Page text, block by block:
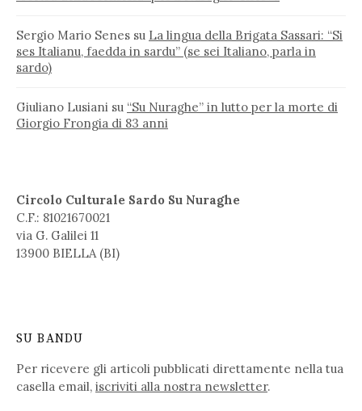
Sergio Mario Senes su La lingua della Brigata Sassari: “Si
ses Italianu, faedda in sardu” (se sei Italiano, parla in
sardo)
Giuliano Lusiani su “Su Nuraghe” in lutto per la morte di
Giorgio Frongia di 83 anni
Circolo Culturale Sardo Su Nuraghe
C.F.: 81021670021
via G. Galilei 11
13900 BIELLA (BI)
SU BANDU
Per ricevere gli articoli pubblicati direttamente nella tua
casella email, iscriviti alla nostra newsletter.